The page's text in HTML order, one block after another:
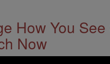
How You
Now